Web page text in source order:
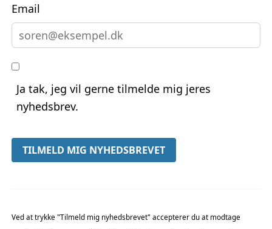
Email
Ja tak, jeg vil gerne tilmelde mig jeres
nyhedsbrev.
Ved at trykke "Tilmeld mig nyhedsbrevet" accepterer du at modtage